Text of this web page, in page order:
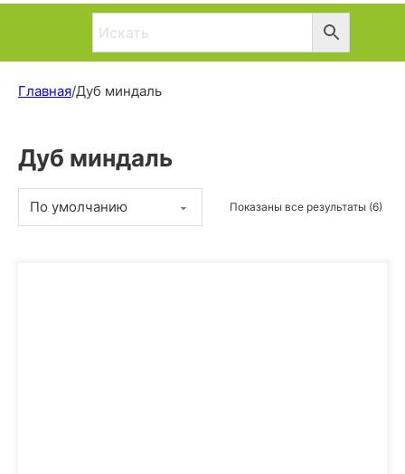
Главная/Дуб миндаль
Дуб миндаль
Показаны все результаты (6)